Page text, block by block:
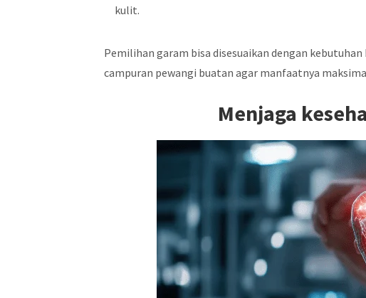
kulit.
Pemilihan garam bisa disesuaikan dengan
campuran pewangi buatan agar manfaatnya
Menjaga